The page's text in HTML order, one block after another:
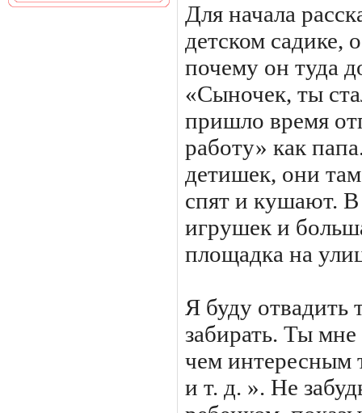
Для начала
детском садике,
почему он туда
«Сыночек, ты
пришло время
работу» как
детишек, они
спят и кушают. В
игрушек и
площадка на
Я буду отвадить
забирать. Ты мне
чем интересным
и т. д. ». Не